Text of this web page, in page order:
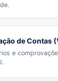
de Contas
e